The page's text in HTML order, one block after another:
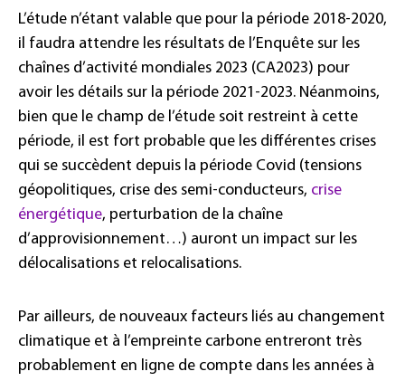
L’étude n’étant valable que pour la période 2018-2020,
il faudra attendre les résultats de l’Enquête sur les
chaînes d’activité mondiales 2023 (CA2023) pour
avoir les détails sur la période 2021-2023. Néanmoins,
bien que le champ de l’étude soit restreint à cette
période, il est fort probable que les différentes crises
qui se succèdent depuis la période Covid (tensions
géopolitiques, crise des semi-conducteurs, crise
énergétique, perturbation de la chaîne
d’approvisionnement…) auront un impact sur les
délocalisations et relocalisations.
Par ailleurs, de nouveaux facteurs liés au changement
climatique et à l’empreinte carbone entreront très
probablement en ligne de compte dans les années à